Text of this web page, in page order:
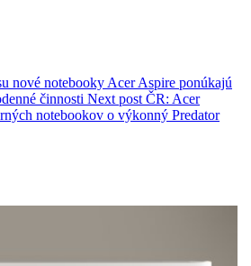
nové notebooky Acer Aspire ponúkajú
činnosti Next post ČR: Acer
notebookov o výkonný Predator